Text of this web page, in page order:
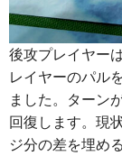
後攻プレイヤー
レイヤーのパル
ました。ターン
回復します。現
ジ分の差を埋め